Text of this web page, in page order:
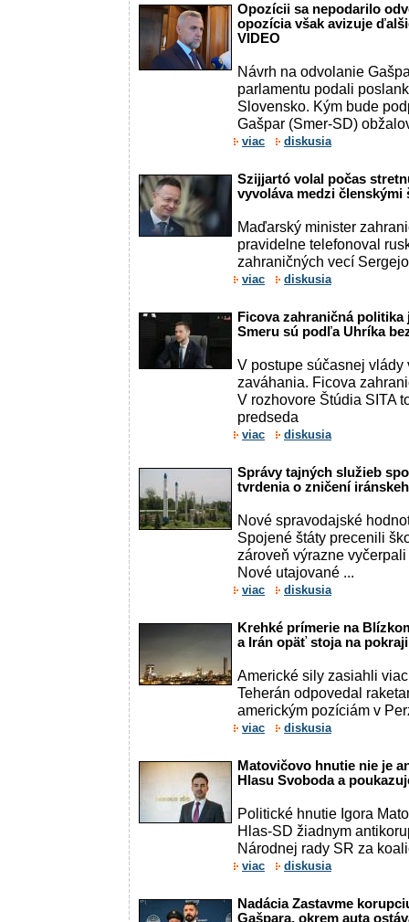
Opozícii sa nepodarilo
opozícia však avizuje
VIDEO
Návrh na odvolanie
parlamentu podali
Slovensko. Kým bude
Gašpar (Smer-SD)
viac diskusia
Szijjartó volal počas
vyvoláva medzi členskými
Maďarský minister
pravidelne telefonoval
zahraničných vecí
viac diskusia
Ficova zahraničná
Smeru sú podľa Uhríka
V postupe súčasnej
zaváhania. Ficova
V rozhovore Štúdia SITA
predseda
viac diskusia
Správy tajných služieb
tvrdenia o zničení
Nové spravodajské
Spojené štáty precenili
zároveň výrazne
Nové utajované ...
viac diskusia
Krehké prímerie na
a Irán opäť stoja na
Americké sily zasiahli
Teherán odpovedal
americkým pozíciám v
viac diskusia
Matovičovo hnutie nie je
Hlasu Svoboda a
Politické hnutie Igora
Hlas-SD žiadnym
Národnej rady SR za
viac diskusia
Nadácia Zastavme
Gašpara, okrem auta